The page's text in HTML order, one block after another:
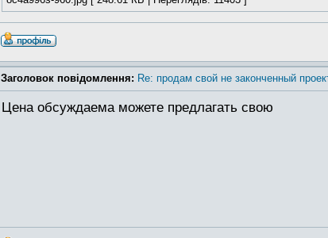
Заголовок повідомлення: Re: продам свой не законченный
Цена обсуждаема можете предлагать свою